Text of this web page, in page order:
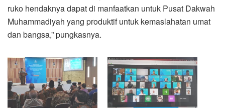
ruko hendaknya dapat di manfaatkan untuk Pusat Dakwah
Muhammadiyah yang produktif untuk kemaslahatan umat
dan bangsa,” pungkasnya.